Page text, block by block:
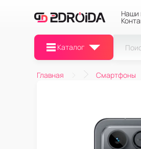
Наши
Каталог
Главная Смартфоны